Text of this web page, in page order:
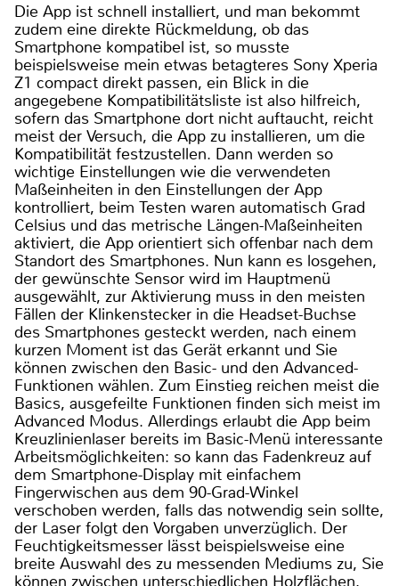
Die App ist schnell installiert, und man bekommt
zudem eine direkte Rückmeldung, ob das
Smartphone kompatibel ist, so musste
beispielsweise mein etwas betagteres Sony Xperia
Z1 compact direkt passen, ein Blick in die
angegebene Kompatibilitätsliste ist also hilfreich,
sofern das Smartphone dort nicht auftaucht, reicht
meist der Versuch, die App zu installieren, um die
Kompatibilität festzustellen. Dann werden so
wichtige Einstellungen wie die verwendeten
Maßeinheiten in den Einstellungen der App
kontrolliert, beim Testen waren automatisch Grad
Celsius und das metrische Längen-Maßeinheiten
aktiviert, die App orientiert sich offenbar nach dem
Standort des Smartphones. Nun kann es losgehen,
der gewünschte Sensor wird im Hauptmenü
ausgewählt, zur Aktivierung muss in den meisten
Fällen der Klinkenstecker in die Headset-Buchse
des Smartphones gesteckt werden, nach einem
kurzen Moment ist das Gerät erkannt und Sie
können zwischen den Basic- und den Advanced-
Funktionen wählen. Zum Einstieg reichen meist die
Basics, ausgefeilte Funktionen finden sich meist im
Advanced Modus. Allerdings erlaubt die App beim
Kreuzlinienlaser bereits im Basic-Menü interessante
Arbeitsmöglichkeiten: so kann das Fadenkreuz auf
dem Smartphone-Display mit einfachem
Fingerwischen aus dem 90-Grad-Winkel
verschoben werden, falls das notwendig sein sollte,
der Laser folgt den Vorgaben unverzüglich. Der
Feuchtigkeitsmesser lässt beispielsweise eine
breite Auswahl des zu messenden Mediums zu, Sie